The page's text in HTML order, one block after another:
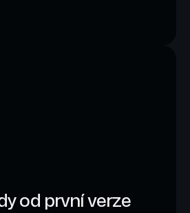
od první verze